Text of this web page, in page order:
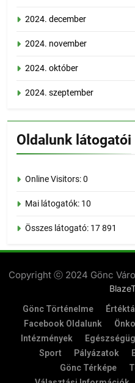
2024. december
2024. november
2024. október
2024. szeptember
Oldalunk látogatói
Online Visitors:0
Mai látogatók: 10
Összes látogató: 17 891
Copyright ⓒ 2024 Gönc
Gönc Történelme
Facebook Oldalunk
Intézmények
Sport
Pályázatok
Gönc Térképe